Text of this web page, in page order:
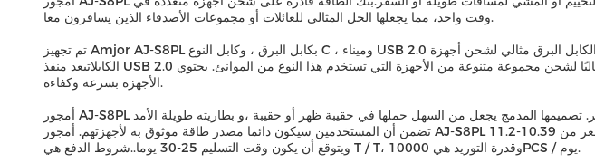
وقت واحد، مما يجعلها الحل المثالي للعائلات أو مجموعات الأصدقاء الذين يسافرون معا.
تم تجهيز Amjor AJ-S8PL بكابل البرق ، وكابل النوع C ، وميناء USB 2.0 لشحن أجهزة مختلفة. الكابل البرق مثالي لشحن أجهزة Apple ،في حين أن كابل النوع C مثالي لشحن الأجهزة التي تستخدم هذا النوع من
الكابلاتيعد منفذ USB 2.0 مثاليًا لشحن مجموعة متنوعة من الأجهزة التي تستخدم هذا النوع من الموانئ. يحتوي Amjor AJ-S8PL أيضًا على مخرجات 5V / 3A و 9V / 2.22A و 12V / 1.67A ،مما يجعلها قادرة على شحن
الأجهزة بسرعة وكفاءة.
أمجور AJ-S8PL مثالية للاستخدام في مجموعة متنوعة من السيناريوهات ، بما في ذلك التخييم ، والمشي لمسافات طويلة ، والسفر. تصميمها المدمج يجعل من السهل حملها في حقيبة ظهر أو حقيبة ،و بطاريته طويلة الأمد
تضمن أن المستخدمين سيكون دائما مصدر طاقة موثوق به لأجهزتهم. أمجور AJ-S8PL متوفر لحد أدنى لكمية الطلب من 100 وحدة ، مع نطاق سعر من 10.39-11.2 $ / PCS. لا يتم الكشف عن تفاصيل التعبئة والتغليف ،
ويتوقع أن يكون وقت التسليم 25-30 يوما..شروط الدفع هي T / T، وقدرة التوريد هي 10000PCS / يوم.